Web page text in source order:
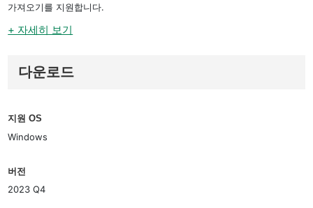
가져오기를 지원합니다.
+ 자세히 보기
다운로드
지원 OS
Windows
버전
2023 Q4